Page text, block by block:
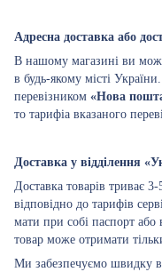
Адресна доставка або
В нашому магазині ви
в будь-якому місті
перевізником «Нова
то тарифіа вказаного
Доставка у відділення
Доставка товарів триває 3-
відповідно до тарифів
мати при собі паспорт або
товар може отримати
Ми забезпечуємо швидку